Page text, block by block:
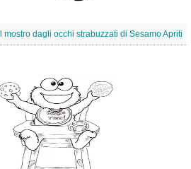
Il mostro dagli occhi strabuzzati di Sesamo Apriti